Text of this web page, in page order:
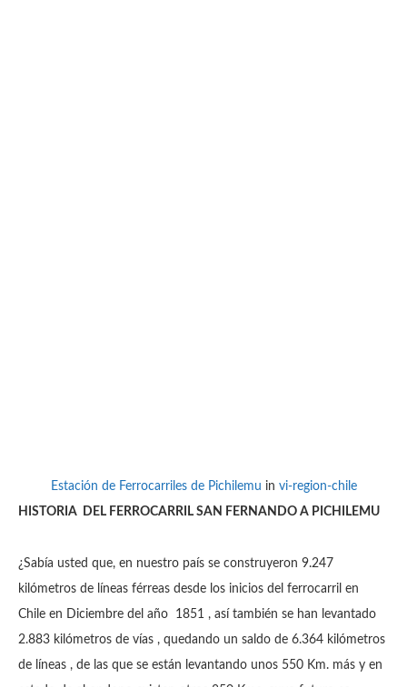
Estación de Ferrocarriles de Pichilemu in vi-region-chile
HISTORIA DEL FERROCARRIL SAN FERNANDO A PICHILEMU
¿Sabía usted que, en nuestro país se construyeron 9.247
kilómetros de líneas férreas desde los inicios del ferrocarril en
Chile en Diciembre del año 1851 , así también se han levantado
2.883 kilómetros de vías , quedando un saldo de 6.364 kilómetros
de líneas , de las que se están levantando unos 550 Km. más y en